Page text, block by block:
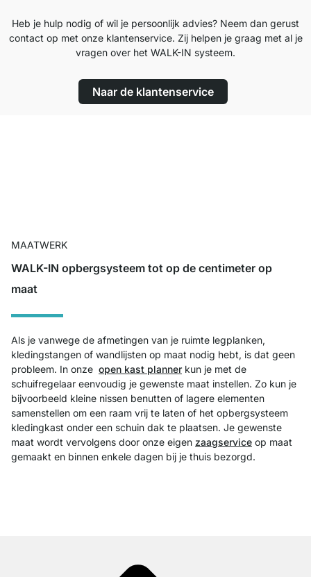
Heb je hulp nodig of wil je persoonlijk advies? Neem dan gerust
contact op met onze klantenservice. Zij helpen je graag met al je
vragen over het WALK-IN systeem.
Naar de klantenservice
MAATWERK
WALK-IN opbergsysteem tot op de centimeter op
maat
Als je vanwege de afmetingen van je ruimte legplanken,
kledingstangen of wandlijsten op maat nodig hebt, is dat geen
probleem. In onze open kast planner kun je met de
schuifregelaar eenvoudig je gewenste maat instellen. Zo kun je
bijvoorbeeld kleine nissen benutten of lagere elementen
samenstellen om een raam vrij te laten of het opbergsysteem
kledingkast onder een schuin dak te plaatsen. Je gewenste
maat wordt vervolgens door onze eigen zaagservice op maat
gemaakt en binnen enkele dagen bij je thuis bezorgd.